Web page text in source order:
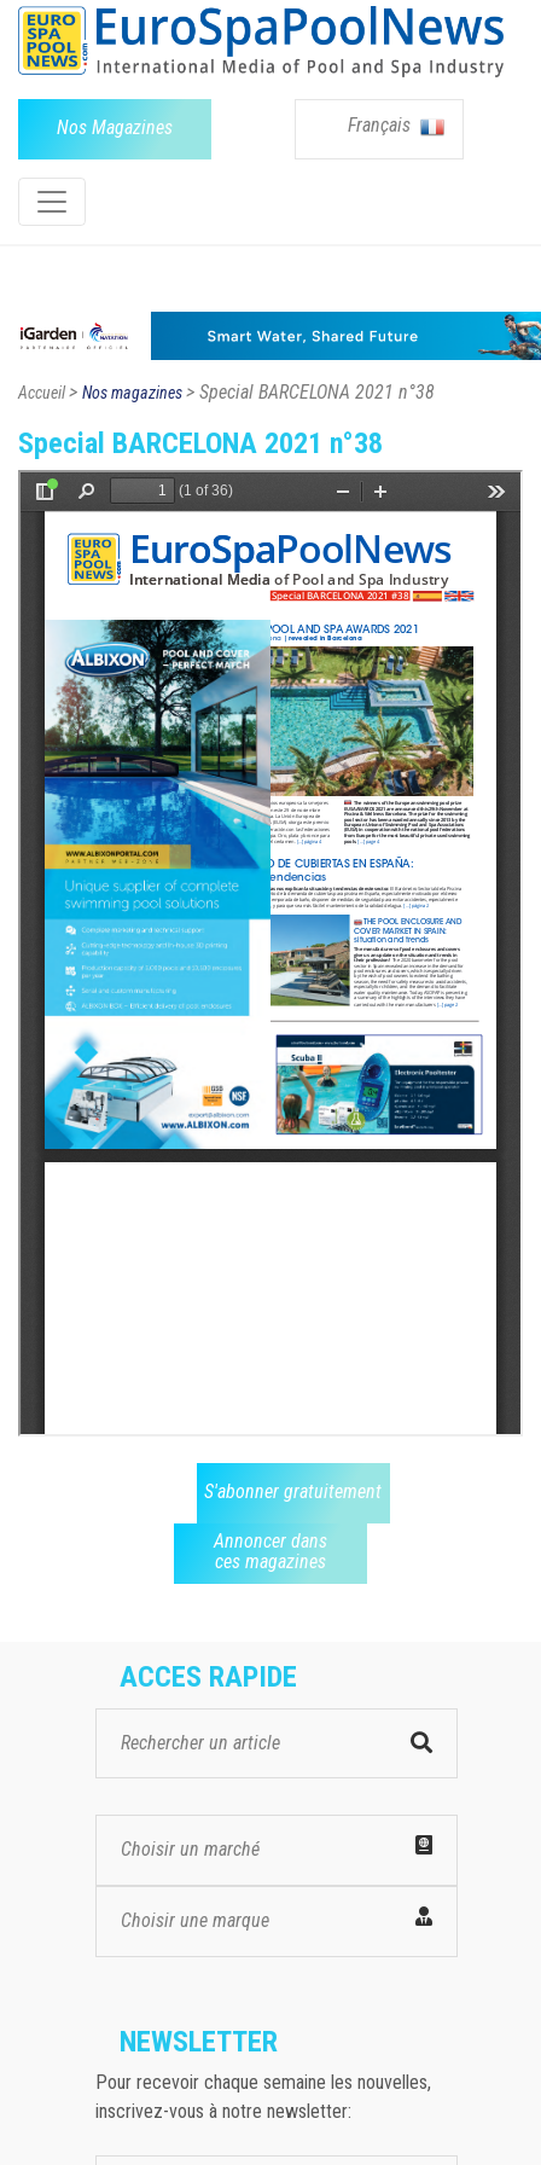
Nos Magazines Français
Accueil> Nos magazines> Special BARCELONA 2021 n°38
Special BARCELONA 2021 n°38
S'abonner gratuitement
Annoncer dans
ces magazines
ACCES RAPIDE
Choisir un marché
Choisir une marque
NEWSLETTER
Pour recevoir chaque semaine les nouvelles,
inscrivez-vous à notre newsletter: